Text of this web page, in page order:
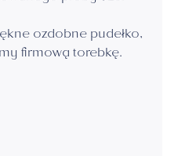
ozdobne pudełko,
firmową torebkę.